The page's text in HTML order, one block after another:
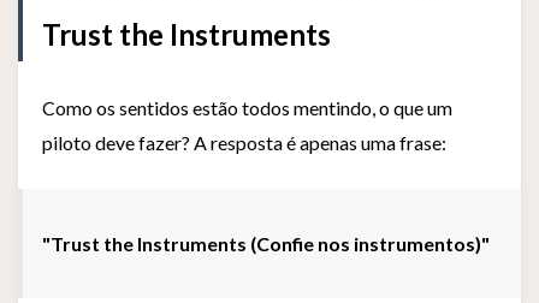
Trust the Instruments
Como os sentidos estão todos mentindo, o que um
piloto deve fazer? A resposta é apenas uma frase:
"Trust the Instruments (Confie nos instrumentos)"